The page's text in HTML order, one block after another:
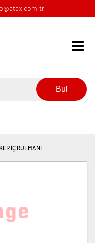
Bul
İÇ RULMANI